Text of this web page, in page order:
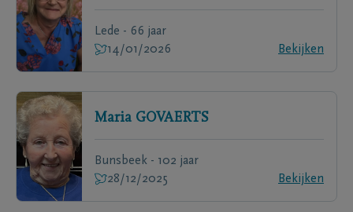
Lede - 66 jaar
14/01/2026
Bekijken
Maria GOVAERTS
Bunsbeek - 102 jaar
28/12/2025
Bekijken